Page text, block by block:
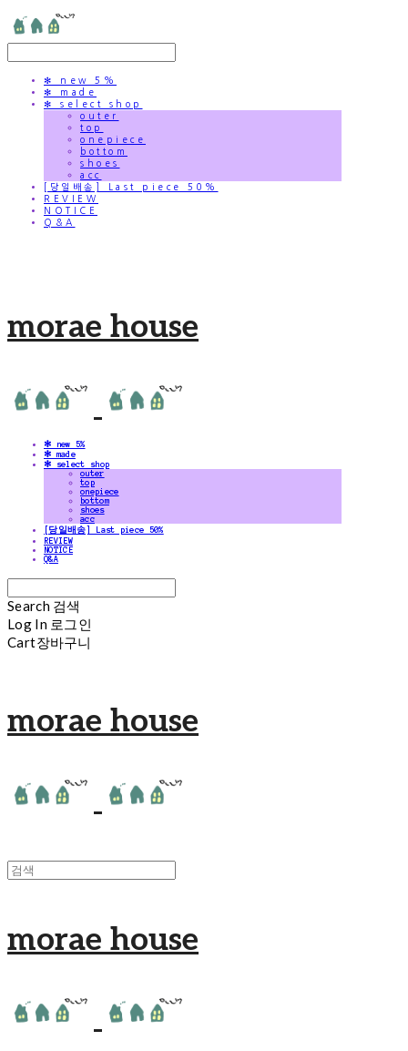
✻ new 5%
✻ made
✻ select shop
outer
top
onepiece
bottom
shoes
acc
[당일배송] Last piece 50%
REVIEW
NOTICE
Q&A
morae house
✻ new 5%
✻ made
✻ select shop
outer
top
onepiece
bottom
shoes
acc
[당일배송] Last piece 50%
REVIEW
NOTICE
Q&A
Search 검색
Log In 로그인
Cart장바구니
morae house
morae house